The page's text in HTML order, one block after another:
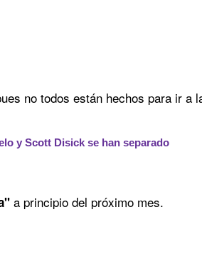
no todos están hechos para ir
y Scott Disick se han separado
a principio del próximo mes.